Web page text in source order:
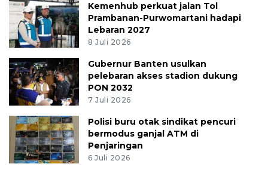
Kemenhub perkuat jalan Tol
Prambanan-Purwomartani hadapi
Lebaran 2027
8 Juli 2026
Gubernur Banten usulkan
pelebaran akses stadion dukung
PON 2032
7 Juli 2026
Polisi buru otak sindikat pencuri
bermodus ganjal ATM di
Penjaringan
6 Juli 2026